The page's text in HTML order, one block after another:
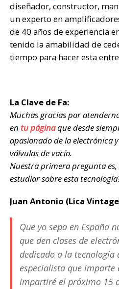
diseñador, constructor,
un experto en
de 40 años de experiencia
tenido la amabilidad de
tiempo para hacer esta
La Clave de Fa:
Muchas gracias por
en tu páginaque desde
apasionado de la electrónica
válvulas de vacío.
Nuestra primera pregunta es,
estudiar sobre esta
Juan Antonio (Lica
Que yo sepa en España
que den clases de
dedicado a la tecnología
especialista que imparte
impartiré el próximo 15